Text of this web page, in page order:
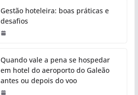
Gestão hoteleira: boas práticas e
desafios
Quando vale a pena se hospedar
em hotel do aeroporto do Galeão
antes ou depois do voo